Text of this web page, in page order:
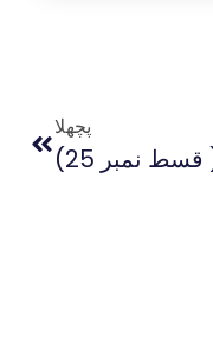
پچھلا